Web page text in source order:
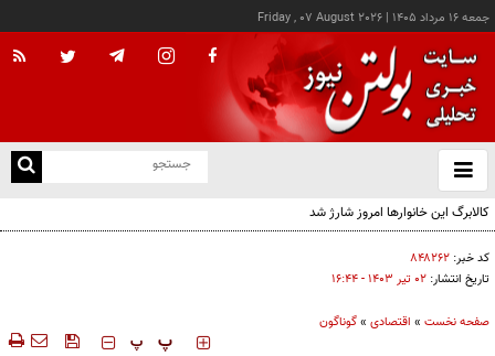
جمعه ۱۶ مرداد ۱۴۰۵ |
Friday , 07 August 2026
باز
و
کد خبر: ۸۴۸۲۶۲
تاریخ انتشار: ۰۲ تير ۱۴۰۳ - ۱۶:۴۴
صفحه نخست » اقتصادی »گوناگون
‍‍‍ پ پ